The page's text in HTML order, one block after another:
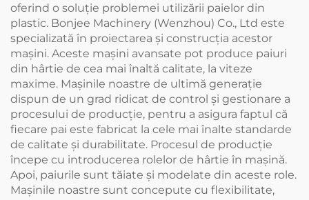
oferind o soluție problemei utilizării paielor din
plastic. Bonjee Machinery (Wenzhou) Co., Ltd este
specializată în proiectarea și construcția acestor
mașini. Aceste mașini avansate pot produce paiuri
din hârtie de cea mai înaltă calitate, la viteze
maxime. Mașinile noastre de ultimă generație
dispun de un grad ridicat de control și gestionare a
procesului de producție, pentru a asigura faptul că
fiecare pai este fabricat la cele mai înalte standarde
de calitate și durabilitate. Procesul de producție
începe cu introducerea rolelor de hârtie în mașină.
Apoi, paiurile sunt tăiate și modelate din aceste role.
Mașinile noastre sunt concepute cu flexibilitate,